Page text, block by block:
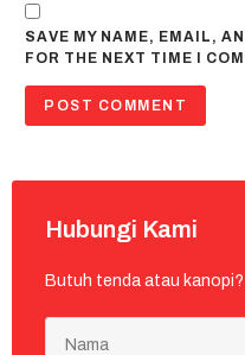
SAVE MY NAME, EMAIL,
FOR THE NEXT TIME I
Hubungi Kami
Butuh tenda atau kanopi?